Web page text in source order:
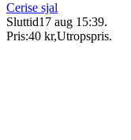
Cerise sjal
Sluttid17 aug 15:39.
Pris:40 kr,Utropspris.